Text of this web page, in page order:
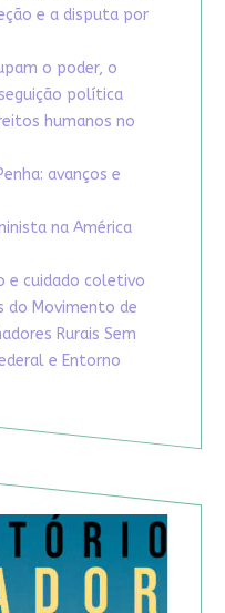
e a disputa por
o poder, o
política
humanos no
avanços e
na América
e cuidado coletivo
do Movimento de
Rurais Sem
e Entorno